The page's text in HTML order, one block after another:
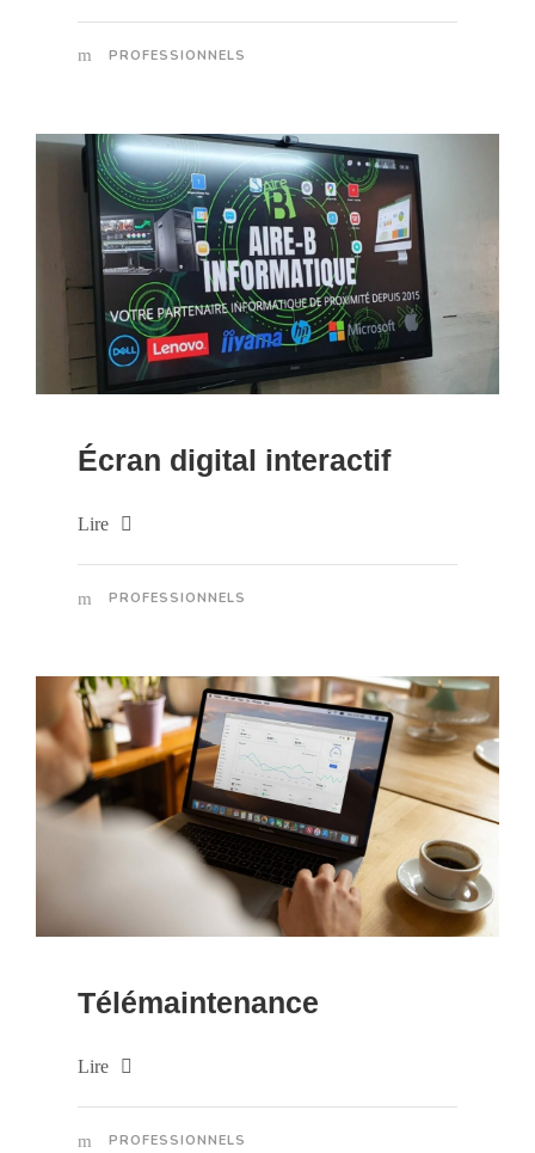
PROFESSIONNELS
Écran digital interactif
Lire
PROFESSIONNELS
Télémaintenance
Lire
PROFESSIONNELS